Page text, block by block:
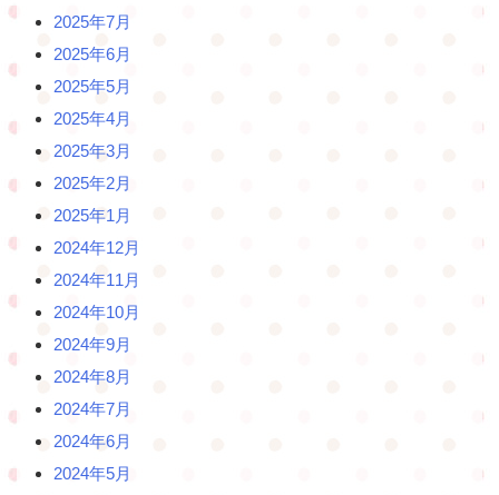
2025年7月
2025年6月
2025年5月
2025年4月
2025年3月
2025年2月
2025年1月
2024年12月
2024年11月
2024年10月
2024年9月
2024年8月
2024年7月
2024年6月
2024年5月